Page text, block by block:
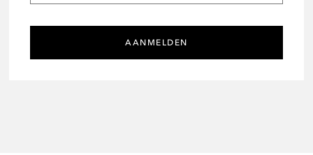
AANMELDEN